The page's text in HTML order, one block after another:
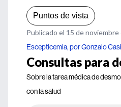
Puntos de vista
Publicado el 15 de noviembre
Escepticemia, por Gonzalo
Consultas para
Sobre la tarea médica de
con la salud